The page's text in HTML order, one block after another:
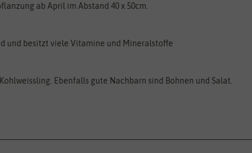
ab April im Abstand 40 x 50cm.
und besitzt viele Vitamine und Mineralstoffe
Ebenfalls gute Nachbarn sind Bohnen und Salat.